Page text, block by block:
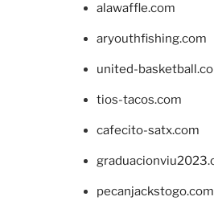
alawaffle.com
aryouthfishing.com
united-
tios-tacos.com
cafecito-satx.com
pecanjackstogo.com